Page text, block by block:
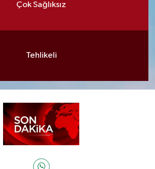
Çok Sağlıksız
Tehlikeli